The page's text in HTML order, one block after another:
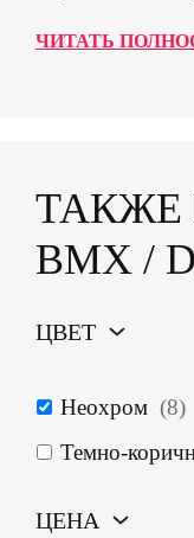
ЧИТАТЬ
ТАКЖЕ
BMX /
ЦВЕТ
Неохром (8)
Темно-
ЦЕНА